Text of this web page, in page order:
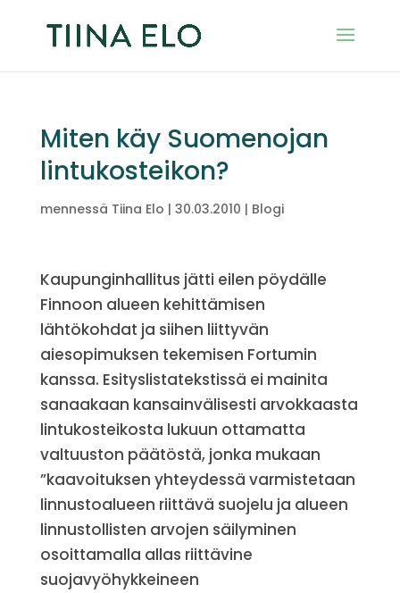
Miten käy Suomenojan
lintukosteikon?
mennessä Tiina Elo | 30.03.2010 | Blogi
Kaupunginhallitus jätti eilen pöydälle
Finnoon alueen kehittämisen
lähtökohdat ja siihen liittyvän
aiesopimuksen tekemisen Fortumin
kanssa. Esityslistatekstissä ei mainita
sanaakaan kansainvälisesti arvokkaasta
lintukosteikosta lukuun ottamatta
valtuuston päätöstä, jonka mukaan
”kaavoituksen yhteydessä varmistetaan
linnustoalueen riittävä suojelu ja alueen
linnustollisten arvojen säilyminen
osoittamalla allas riittävine
suojavyöhykkeineen